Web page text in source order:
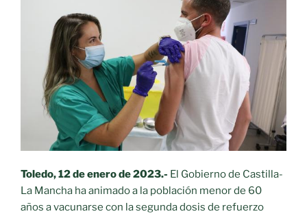
de
enero
en
personas
mayores
60
años»
Toledo, 12 de enero de 2023.- El Gobierno de Castilla-
La Mancha ha animado a la población menor de 60
años a vacunarse con la segunda dosis de refuerzo